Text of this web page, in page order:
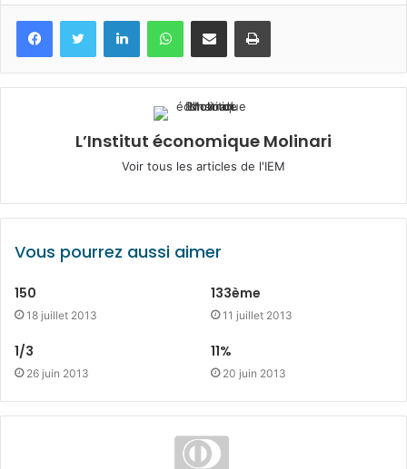
FacebookTwitter LinkedinWhatsApp
Partagez par mail Imprimez
L’Institut économique Molinari
Voir tous les articles de l'IEM
Vous pourrez aussi aimer
150
18 juillet 2013
133ème
11 juillet 2013
1/3
26 juin 2013
11%
20 juin 2013